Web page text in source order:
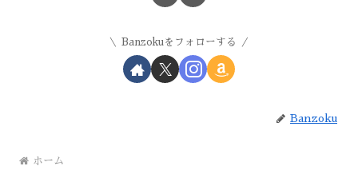
Banzokuをフォローする
Banzoku
ホーム